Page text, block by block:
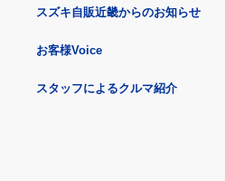
スズキ自販近畿からのお知らせ
お客様Voice
スタッフによるクルマ紹介